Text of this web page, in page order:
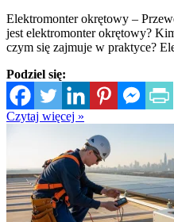
Elektromonter okrętowy –
jest elektromonter okrętowy?
czym się zajmuje w praktyce?
Podziel się:
Czytaj więcej »